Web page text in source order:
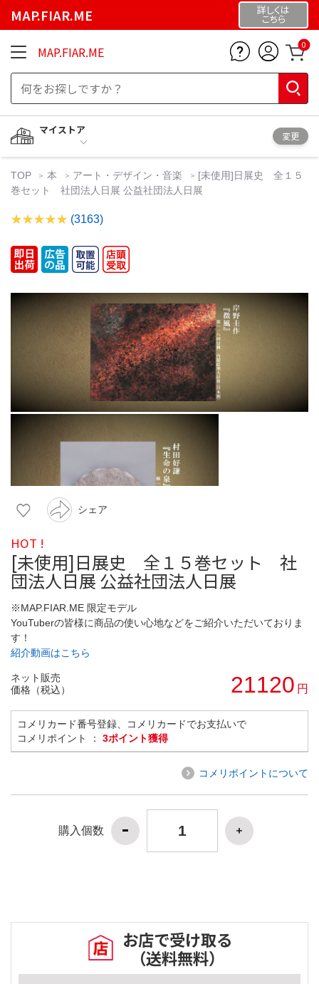
MAP.FIAR.ME 詳しくは
こちら
MAP.FIAR.ME 0
マイストア
変更
TOP 本 アート・デザイン・音楽
[未使用]日展史 全１５
巻セット 社団法人日展 公益社団法人日展
(3163)
シェア
HOT !
[未使用]日展史 全１５巻セット 社
団法人日展 公益社団法人日展
※MAP.FIAR.ME 限定モデル
YouTuberの皆様に商品の使い心地などをご紹介いただいておりま
す！
紹介動画はこちら
ネット販売
価格（税込）
21120 円
コメリカード番号登録、コメリカードでお支払いで
コメリポイント ： 3ポイント獲得
コメリポイントについて
購入個数
お店で受け取る
（送料無料）